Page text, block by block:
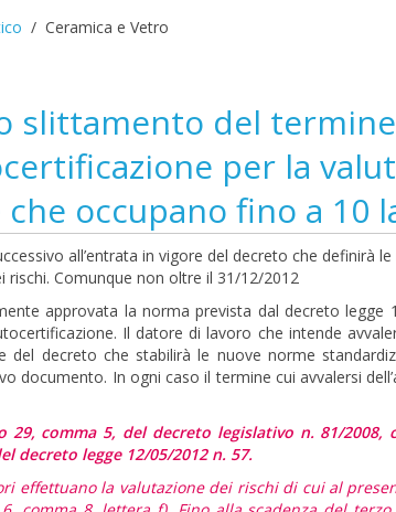
Ceramica e Vetro
slittamento del
per la
occupano fino a 10
all’entrata in vigore del decreto che definirà
Comunque non oltre il 31/12/2012
approvata la norma prevista dal decreto legge
Il datore di lavoro che intende
decreto che stabilirà le nuove norme
documento. In ogni caso il termine cui avvalersi
comma 5, del decreto legislativo n. 81/2008,
decreto legge 12/05/2012 n. 57.
effettuano la valutazione dei rischi di cui al